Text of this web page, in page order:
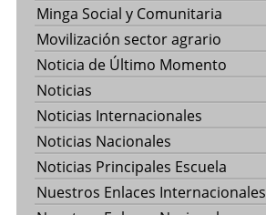
Minga Social y Comunitaria
Movilización sector agrario
Noticia de Último Momento
Noticias
Noticias Internacionales
Noticias Nacionales
Noticias Principales Escuela
Nuestros Enlaces Internacionales